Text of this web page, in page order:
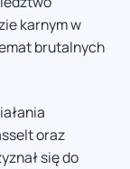
karnym w
brutalnych
oraz
się do